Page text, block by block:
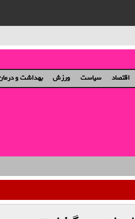
و دختران اقتصاد سیاست ورزش بهداشت و